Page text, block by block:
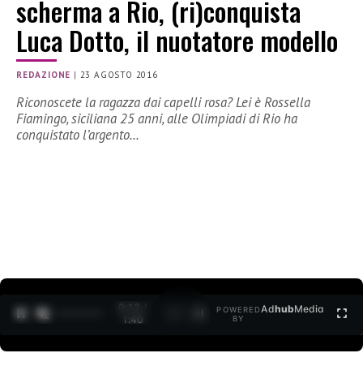
scherma a Rio, (ri)conquista
Luca Dotto, il nuotatore modello
REDAZIONE | 23 AGOSTO 2016
Riconoscete la ragazza dai capelli rosa? Lei è Rossella
Fiamingo, siciliana 25 anni, alle Olimpiadi di Rio ha
conquistato l’argento…
0:12 /
1:40
POWERED
BY
AdhubMedia